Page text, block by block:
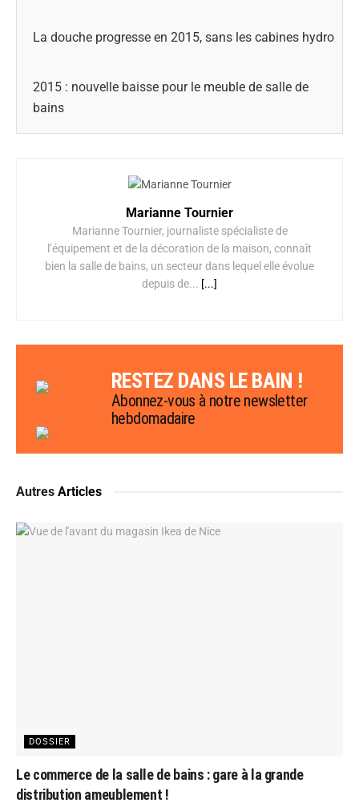
La douche progresse en 2015, sans les cabines hydro
2015 : nouvelle baisse pour le meuble de salle de
bains
Marianne Tournier
Marianne Tournier, journaliste spécialiste de
l’équipement et de la décoration de la maison, connaît
bien la salle de bains, un secteur dans lequel elle évolue
depuis de... [...]
RESTEZ DANS LE BAIN !
Abonnez-vous à notre newsletter
hebdomadaire
Autres Articles
DOSSIER
Le commerce de la salle de bains : gare à la grande
distribution ameublement !